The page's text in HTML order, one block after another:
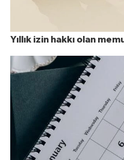
Yıllık izin hakkı olan